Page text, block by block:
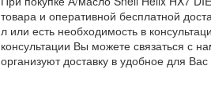
товара и оперативной бесплатной
л или есть необходимость в
консультации Вы можете связаться с
организуют доставку в удобное для